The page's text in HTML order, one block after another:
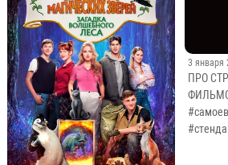
3 января
ПРО